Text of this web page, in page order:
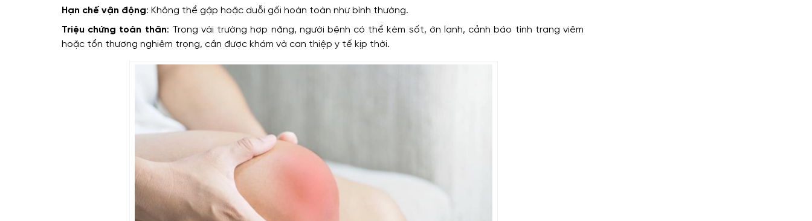
Hạn chế vận động: Không thể gập hoặc duỗi gối hoàn toàn như bình thường.
Triệu chứng toàn thân: Trong vài trường hợp nặng, người bệnh có thể kèm sốt, ớn lạnh, cảnh báo tình trạng viêm
hoặc tổn thương nghiêm trọng, cần được khám và can thiệp y tế kịp thời.